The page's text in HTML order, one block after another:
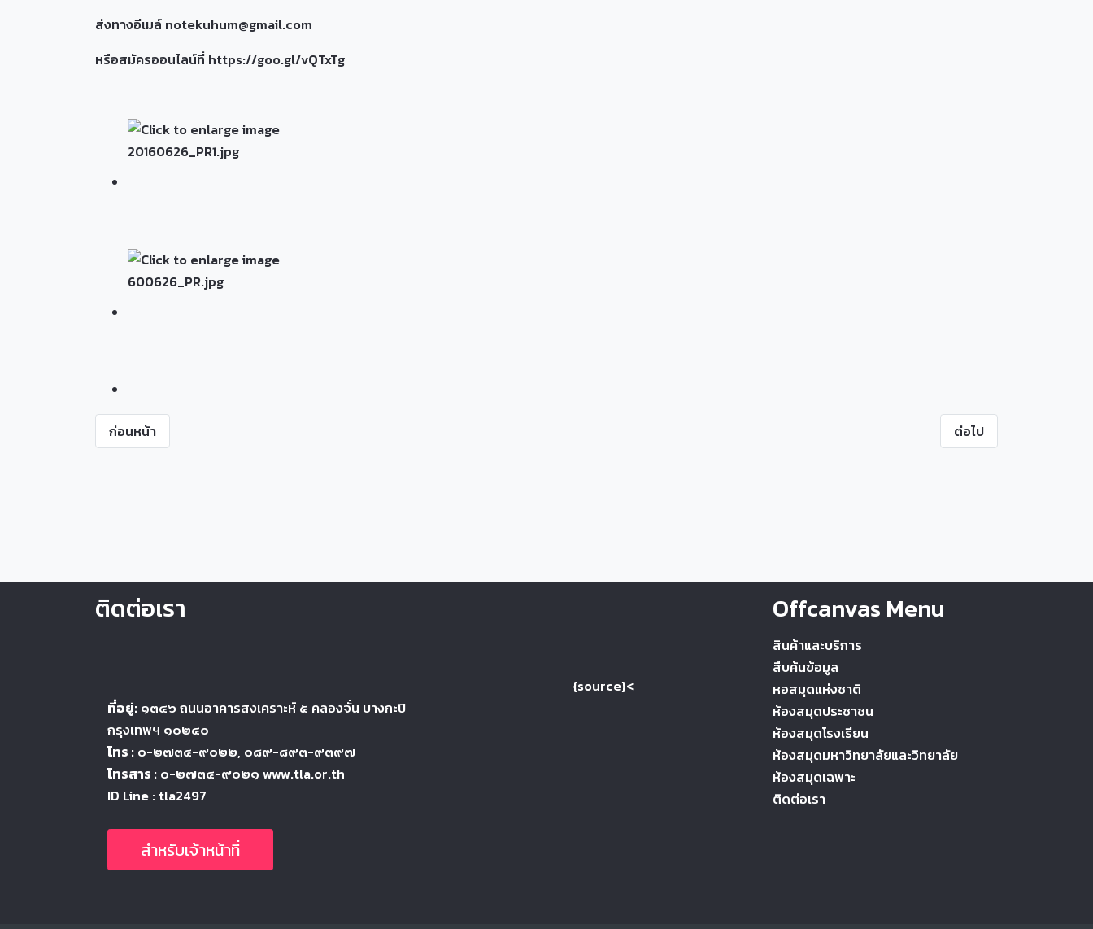
ส่งทางอีเมล์ notekuhum@gmail.com
หรือสมัครออนไลน์ที่ https://goo.gl/vQTxTg
ก่อนหน้า ต่อไป
ติดต่อเรา
ที่อยู่: ๑๓๔๖ ถนนอาคารสงเคราะห์ ๕ คลองจั่น บางกะปิ
กรุงเทพฯ ๑๐๒๔๐
โทร : ๐-๒๗๓๔-๙๐๒๒, ๐๘๙-๘๙๓-๙๓๙๗
โทรสาร : ๐-๒๗๓๔-๙๐๒๑ www.tla.or.th
ID Line : tla2497
สำหรับเจ้าหน้าที่
{source}<
Offcanvas Menu
สินค้าและบริการ
สืบค้นข้อมูล
หอสมุดแห่งชาติ
ห้องสมุดประชาชน
ห้องสมุดโรงเรียน
ห้องสมุดมหาวิทยาลัยและวิทยาลัย
ห้องสมุดเฉพาะ
ติดต่อเรา